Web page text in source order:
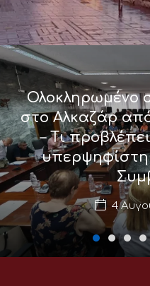
Ολοκληρωμένο
στο Αλκαζάρ
– Τι
4